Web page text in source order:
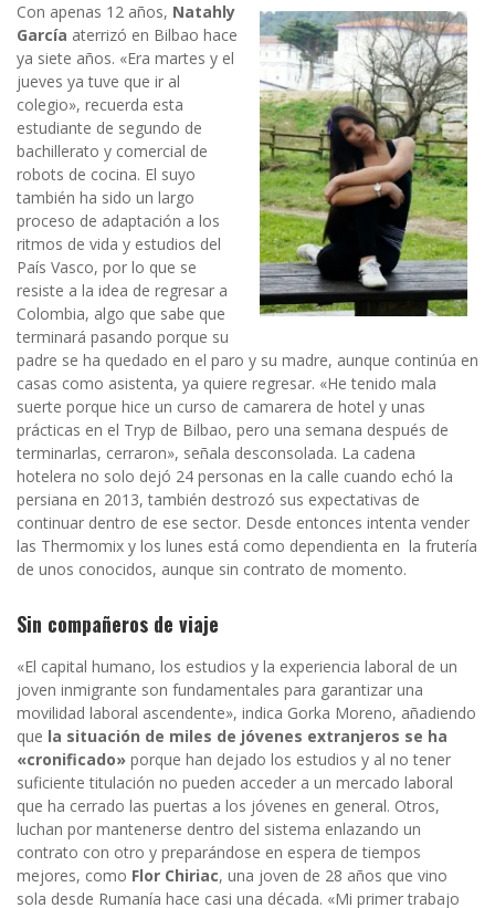
Con apenas 12 años, Natahly
García aterrizó en Bilbao hace
ya siete años. «Era martes y el
jueves ya tuve que ir al
colegio», recuerda esta
estudiante de segundo de
bachillerato y comercial de
robots de cocina. El suyo
también ha sido un largo
proceso de adaptación a los
ritmos de vida y estudios del
País Vasco, por lo que se
resiste a la idea de regresar a
Colombia, algo que sabe que
terminará pasando porque su
padre se ha quedado en el paro y su madre, aunque continúa en
casas como asistenta, ya quiere regresar. «He tenido mala
suerte porque hice un curso de camarera de hotel y unas
prácticas en el Tryp de Bilbao, pero una semana después de
terminarlas, cerraron», señala desconsolada. La cadena
hotelera no solo dejó 24 personas en la calle cuando echó la
persiana en 2013, también destrozó sus expectativas de
continuar dentro de ese sector. Desde entonces intenta vender
las Thermomix y los lunes está como dependienta en la frutería
de unos conocidos, aunque sin contrato de momento.
Sin compañeros de viaje
«El capital humano, los estudios y la experiencia laboral de un
joven inmigrante son fundamentales para garantizar una
movilidad laboral ascendente», indica Gorka Moreno, añadiendo
que la situación de miles de jóvenes extranjeros se ha
«cronificado» porque han dejado los estudios y al no tener
suficiente titulación no pueden acceder a un mercado laboral
que ha cerrado las puertas a los jóvenes en general. Otros,
luchan por mantenerse dentro del sistema enlazando un
contrato con otro y preparándose en espera de tiempos
mejores, como Flor Chiriac, una joven de 28 años que vino
sola desde Rumanía hace casi una década. «Mi primer trabajo